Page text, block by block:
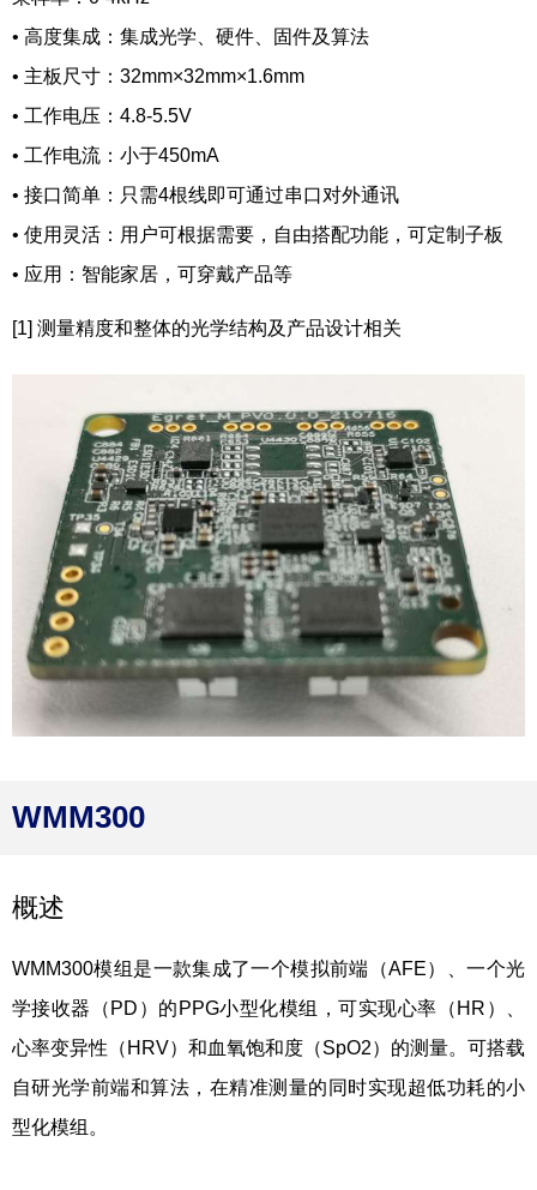
• 高度集成：集成光学、硬件、固件及算法
• 主板尺寸：32mm×32mm×1.6mm
• 工作电压：4.8-5.5V
• 工作电流：小于450mA
• 接口简单：只需4根线即可通过串口对外通讯
• 使用灵活：用户可根据需要，自由搭配功能，可定制子板
• 应用：智能家居，可穿戴产品等
[1] 测量精度和整体的光学结构及产品设计相关
WMM300
概述
WMM300模组是一款集成了一个模拟前端（AFE）、一个光
学接收器（PD）的PPG小型化模组，可实现心率（HR）、
心率变异性（HRV）和血氧饱和度（SpO2）的测量。可搭载
自研光学前端和算法，在精准测量的同时实现超低功耗的小
型化模组。